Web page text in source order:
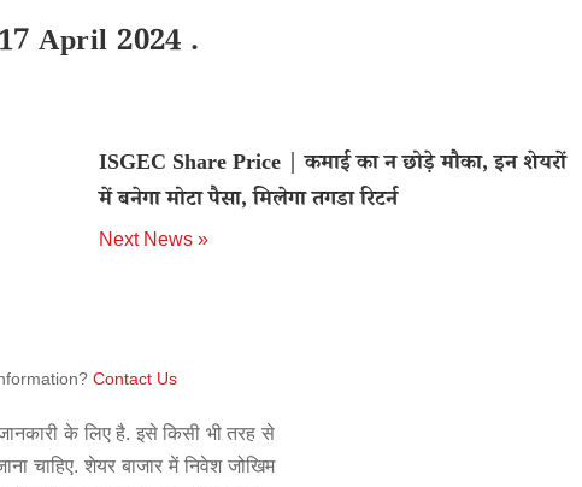
April 2024 .
ISGEC Share Price | कमाई का न छोड़े मौका, इन शेयरों
में बनेगा मोटा पैसा, मिलेगा तगडा रिटर्न
Next News »
Contact Us
के लिए है. इसे किसी भी तरह से
चाहिए. शेयर बाजार में निवेश जोखिम